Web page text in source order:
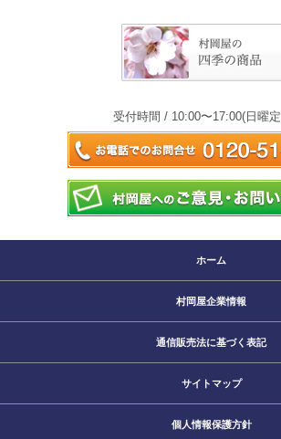
受付時間 / 10:00〜17:00(日曜
ホーム
村岡屋企業情報
通信販売法に基づく表記
サイトマップ
個人情報保護方針